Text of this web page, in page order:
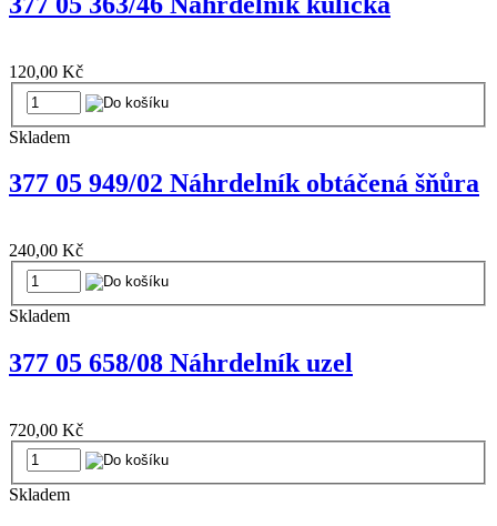
120,00 Kč
Skladem
377 05 949/02 Náhrdelník obtáčená šňůra
240,00 Kč
Skladem
377 05 658/08 Náhrdelník uzel
720,00 Kč
Skladem